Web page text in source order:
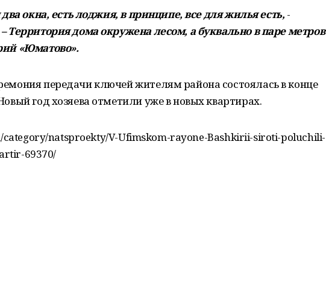
окна, есть лоджия, в принципе, все для жилья есть, -
– Территория дома окружена лесом, а буквально в паре метров
«Юматово».
передачи ключей жителям района состоялась в конце
год хозяева отметили уже в новых квартирах.
category/natsproekty/V-Ufimskom-rayone-Bashkirii-siroti-poluchili-
69370/